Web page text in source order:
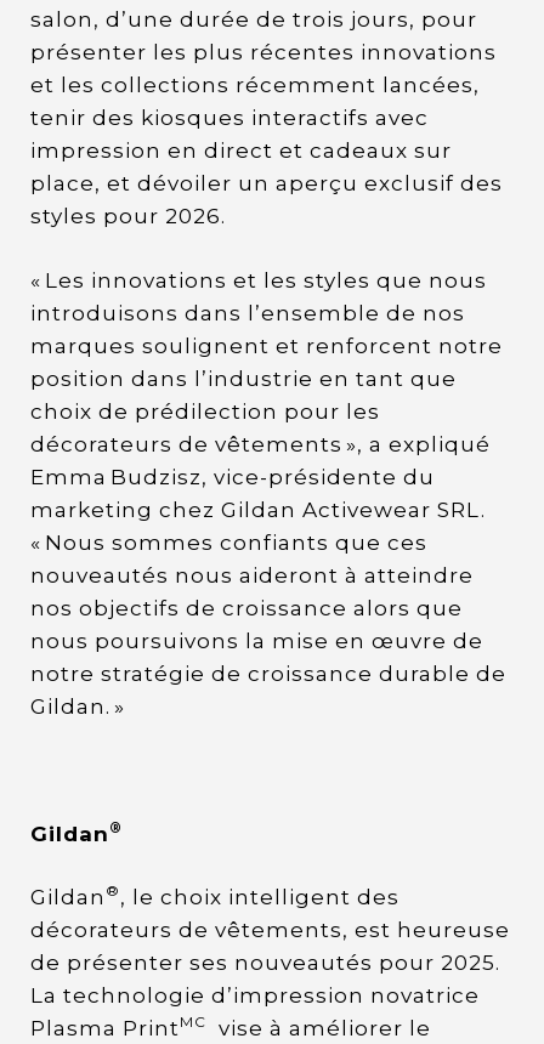
salon, d’une durée de trois jours, pour
présenter les plus récentes innovations
et les collections récemment lancées,
tenir des kiosques interactifs avec
impression en direct et cadeaux sur
place, et dévoiler un aperçu exclusif des
styles pour 2026.
« Les innovations et les styles que nous
introduisons dans l’ensemble de nos
marques soulignent et renforcent notre
position dans l’industrie en tant que
choix de prédilection pour les
décorateurs de vêtements », a expliqué
Emma Budzisz, vice-présidente du
marketing chez Gildan Activewear SRL.
« Nous sommes confiants que ces
nouveautés nous aideront à atteindre
nos objectifs de croissance alors que
nous poursuivons la mise en œuvre de
notre stratégie de croissance durable de
Gildan. »
Gildan ®
Gildan ® , le choix intelligent des
décorateurs de vêtements, est heureuse
de présenter ses nouveautés pour 2025.
La technologie d’impression novatrice
Plasma PrintMC vise à améliorer le